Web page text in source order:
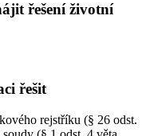
řešení životní
řešit
rejstříku (§ 26 odst.